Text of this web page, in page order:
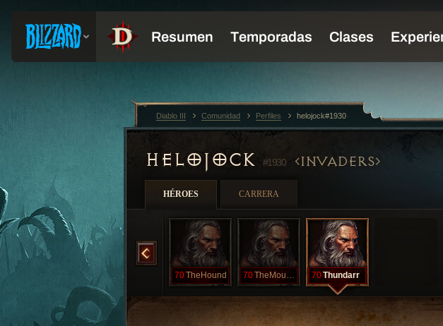
HELOJOCK #1930 INVADERS
HÉROES CARRERA
70 70TheHound 70 TheMountain 70Thundarr
Diablo III Comunidad Perfiles helojock#1930